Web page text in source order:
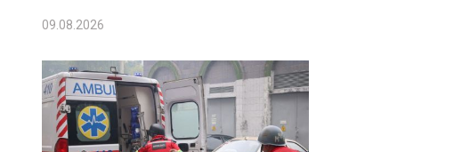
09.08.2026